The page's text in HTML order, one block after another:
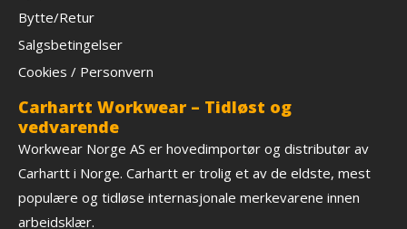
Bytte/Retur
Salgsbetingelser
Cookies / Personvern
Carhartt Workwear – Tidløst og
vedvarende
Workwear Norge AS er hovedimportør og distributør av
Carhartt i Norge. Carhartt er trolig et av de eldste, mest
populære og tidløse internasjonale merkevarene innen
arbeidsklær.